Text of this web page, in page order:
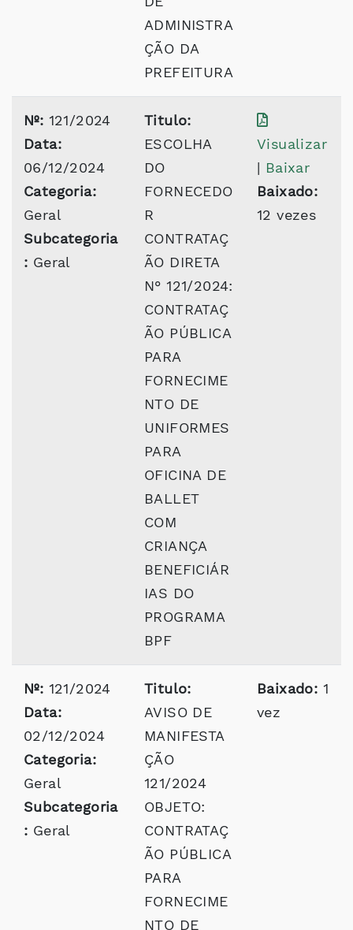
ADMINISTRA
ÇÃO DA
PREFEITURA
Nº: 121/2024
Data:
06/12/2024
Categoria:
Geral
Subcategoria
: Geral
Titulo:
ESCOLHA
DO
FORNECEDO
R
CONTRATAÇ
ÃO DIRETA
N° 121/2024:
CONTRATAÇ
ÃO PÚBLICA
PARA
FORNECIME
NTO DE
UNIFORMES
PARA
OFICINA DE
BALLET
COM
CRIANÇA
BENEFICIÁR
IAS DO
PROGRAMA
BPF
Visualizar
| Baixar
Baixado:
12 vezes
Nº: 121/2024
Data:
02/12/2024
Categoria:
Geral
Subcategoria
: Geral
Titulo:
AVISO DE
MANIFESTA
ÇÃO
121/2024
OBJETO:
CONTRATAÇ
ÃO PÚBLICA
PARA
FORNECIME
NTO DE
Baixado: 1
vez